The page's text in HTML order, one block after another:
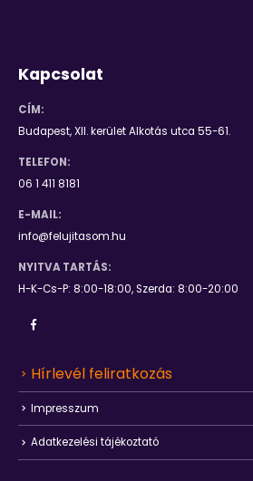
Kapcsolat
CÍM:
Budapest, XII. kerület Alkotás utca 55-61.
TELEFON:
06 1 411 8181
E-MAIL:
info@felujitasom.hu
NYITVA TARTÁS:
H-K-Cs-P: 8:00-18:00, Szerda: 8:00-20:00
Hírlevél feliratkozás
Impresszum
Adatkezelési tájékoztató